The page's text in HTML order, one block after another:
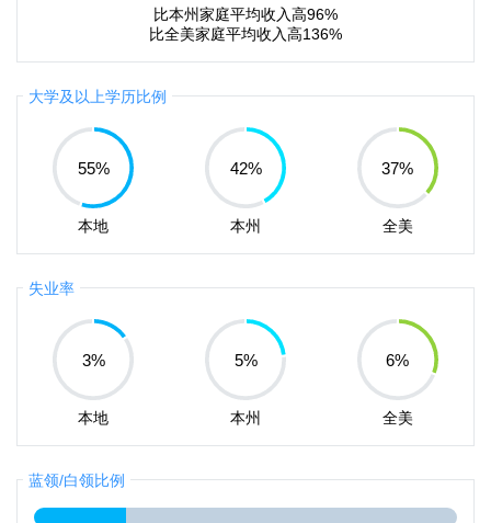
比本州家庭平均收入高96%
比全美家庭平均收入高136%
大学及以上学历比例
55%
本地
42%
本州
37%
全美
失业率
3%
本地
5%
本州
6%
全美
蓝领/白领比例